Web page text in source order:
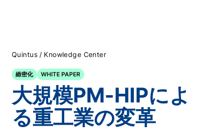
Quintus / Knowledge Center
緻密化 WHITE PAPER
大規模PM-HIPによ
る重工業の変革